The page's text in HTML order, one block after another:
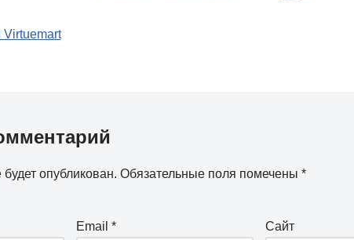
Virtuemart
опубликован. Обязательные поля помечены *
Email * Сайт